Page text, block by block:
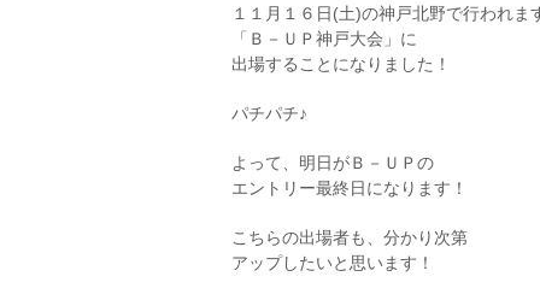
１１月１６日(土)の神戸北野で行われま
「Ｂ－ＵＰ神戸大会」に
出場することになりました！
パチパチ♪
よって、明日がＢ－ＵＰの
エントリー最終日になります！
こちらの出場者も、分かり次第
アップしたいと思います！